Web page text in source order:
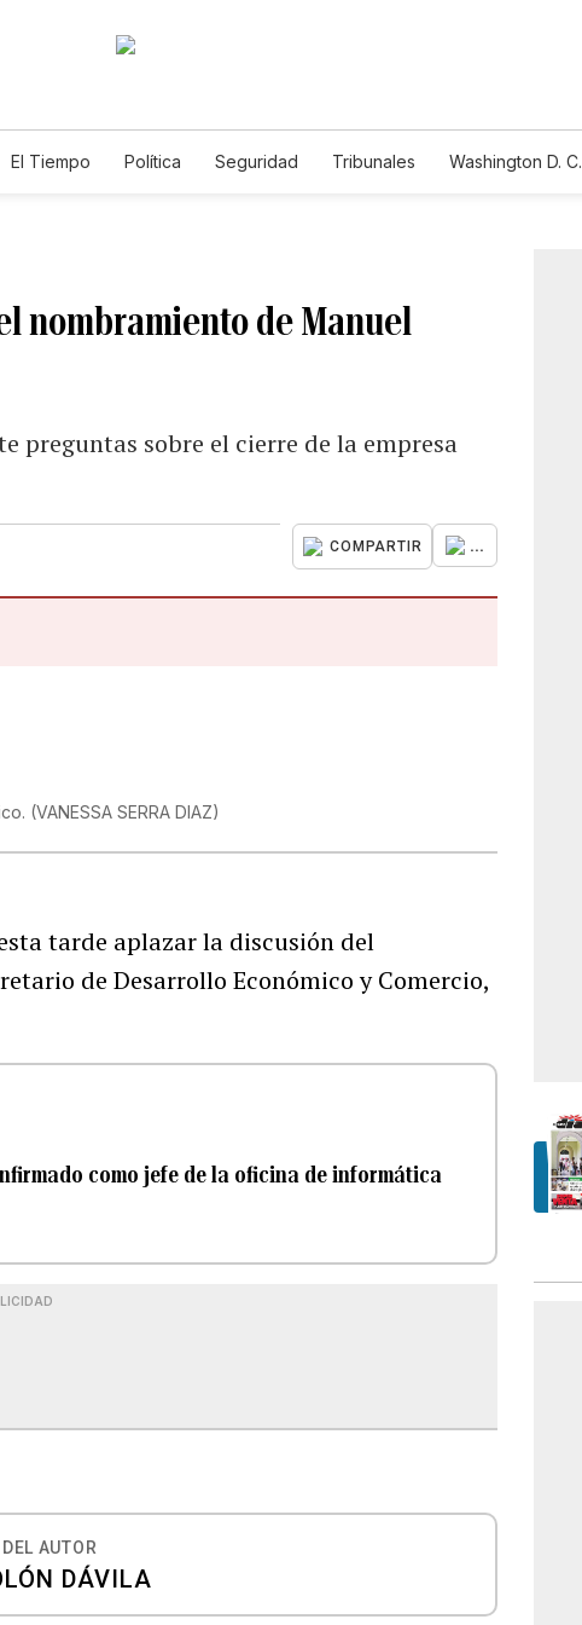
El Tiempo Política Seguridad Tribunales Washington D. C.
nombramiento de Manuel
preguntas sobre el cierre de la empresa
COMPARTIR ...
(VANESSA SERRA DIAZ)
tarde aplazar la discusión del
de Desarrollo Económico y Comercio,
como jefe de la oficina de informática
AUTOR
DÁVILA